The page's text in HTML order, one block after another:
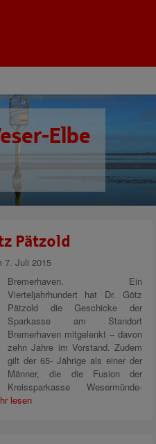
Elbe
Pätzold
7. Juli 2015
Bremerhaven. Ein
Vierteljahrhundert hat Dr. Götz
Pätzold die Geschicke der
Sparkasse am Standort
Bremerhaven mitgelenkt – davon
zehn Jahre im Vorstand. Zudem
gilt der 65- Jährige als einer der
Männer, die die Fusion der
Kreissparkasse Wesermünde-
lesen